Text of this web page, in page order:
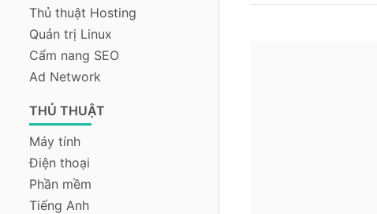
Thủ thuật Hosting
Quản trị Linux
Cẩm nang SEO
Ad Network
THỦ THUẬT
Máy tính
Điện thoại
Phần mềm
Tiếng Anh